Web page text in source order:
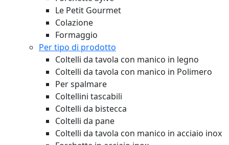
Le Petit Gourmet
Colazione
Formaggio
Per tipo di prodotto
Coltelli da tavola con manico in legno
Coltelli da tavola con manico in Polimero
Per spalmare
Coltellini tascabili
Coltelli da bistecca
Coltelli da pane
Coltelli da tavola con manico in acciaio inox